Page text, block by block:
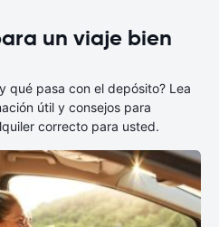
un viaje bien
qué pasa con el depósito? Lea
útil y consejos para
correcto para usted.